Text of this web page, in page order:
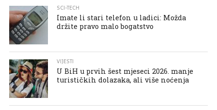
SCI-TECH
Imate li stari telefon u ladici: Možda
držite pravo malo bogatstvo
VIJESTI
U BiH u prvih šest mjeseci 2026. manje
turističkih dolazaka, ali više noćenja